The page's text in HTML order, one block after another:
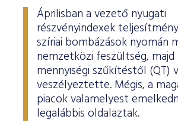
Áprilisban a vezető nyugati
részvényindexek
szíriai bombázások nyomán
nemzetközi feszültség, majd
mennyiségi szűkítéstől (QT)
veszélyeztette. Mégis, a
piacok valamelyest
legalábbis oldalaztak.